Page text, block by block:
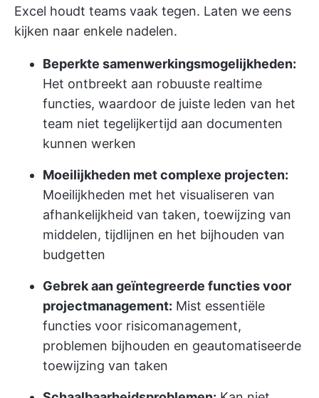
Excel houdt teams vaak tegen. Laten we eens
kijken naar enkele nadelen.
Beperkte samenwerkingsmogelijkheden:
Het ontbreekt aan robuuste realtime
functies, waardoor de juiste leden van het
team niet tegelijkertijd aan documenten
kunnen werken
Moeilijkheden met complexe projecten:
Moeilijkheden met het visualiseren van
afhankelijkheid van taken, toewijzing van
middelen, tijdlijnen en het bijhouden van
budgetten
Gebrek aan geïntegreerde functies voor
projectmanagement: Mist essentiële
functies voor risicomanagement,
problemen bijhouden en geautomatiseerde
toewijzing van taken